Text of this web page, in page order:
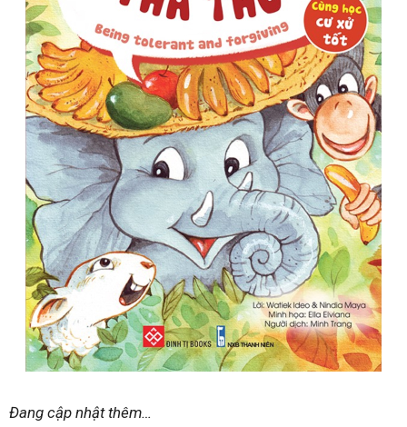
Đang cập nhật thêm…